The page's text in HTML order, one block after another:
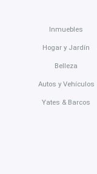
Inmuebles
Hogar y Jardín
Belleza
Autos y Vehículos
Yates & Barcos